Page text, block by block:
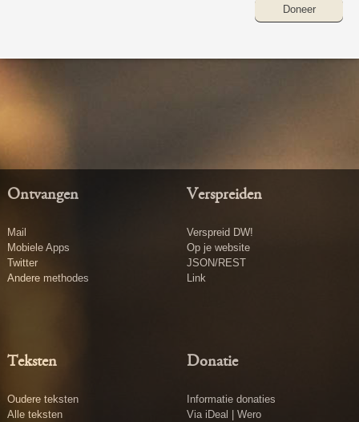
Doneer
Ontvangen
Mail
Mobiele Apps
Twitter
Andere methodes
Verspreiden
Verspreid DW!
Op je website
JSON/REST
Link
Teksten
Oudere teksten
Alle teksten
Donatie
Informatie donaties
Via iDeal | Wero